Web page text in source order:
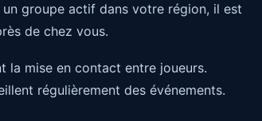
groupe actif dans votre région, il est
de chez vous.
la mise en contact entre joueurs.
régulièrement des événements.